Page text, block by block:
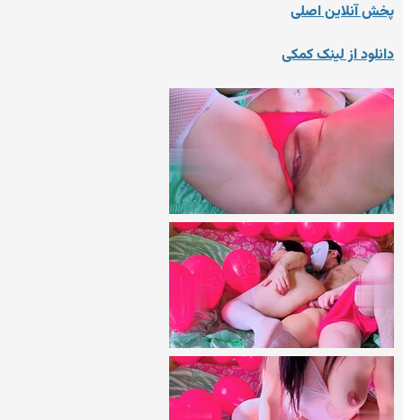
پخش آنلاین اصلی
دانلود از لینک کمکی